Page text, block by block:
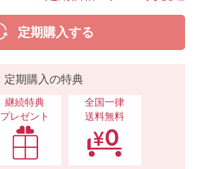
定期購入する
定期購入の特典
継続特典
プレゼント
全国一律
送料無料